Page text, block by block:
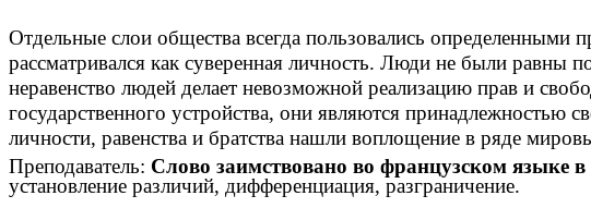
Отдельные слои общества всегда пользовались определенными
рассматривался как суверенная личность. Люди не были
неравенство людей делает невозможной реализацию прав и
государственного устройства, они являются принадлежностью
личности, равенства и братства нашли воплощение в ряде
Преподаватель: Слово заимствовано во французском языке в
установление различий, дифференциация, разграничение.